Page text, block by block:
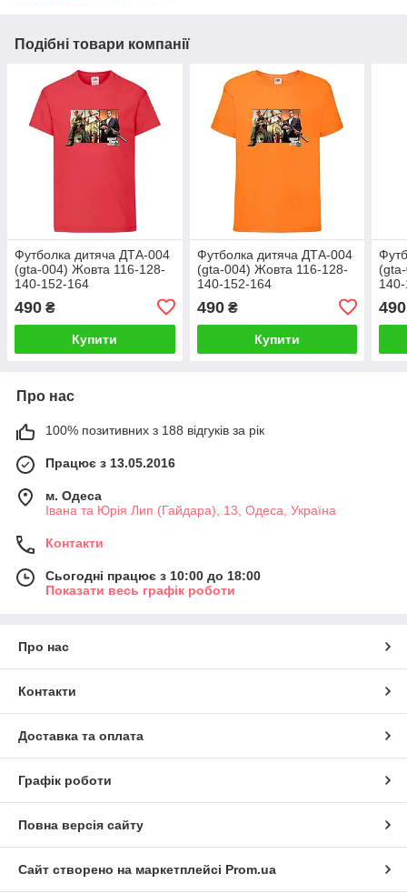
Подібні товари компанії
Футболка дитяча ДТА-004
(gta-004) Жовта 116-128-
140-152-164
490 ₴
Купити
Футболка дитяча ДТА-004
(gta-004) Жовта 116-128-
140-152-164
490₴
Купити
490
Про нас
100% позитивних з 188 відгуків за рік
Працює з 13.05.2016
м. Одеса
Івана та Юрія Лип (Гайдара), 13, Одеса, Україна
Контакти
Сьогодні працює з 10:00 до 18:00
Показати весь графік роботи
Про нас
Контакти
Доставка та оплата
Графік роботи
Повна версія сайту
Сайт створено на маркетплейсі Prom.ua